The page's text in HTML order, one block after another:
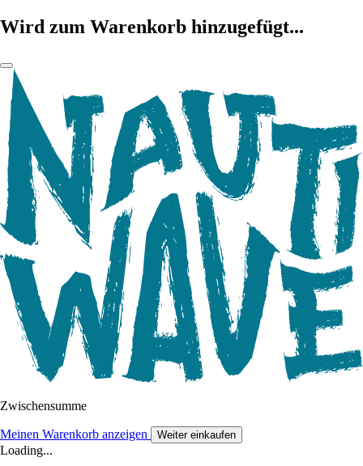
Wird zum Warenkorb hinzugefügt...
Zwischensumme
Meinen Warenkorb anzeigen Weiter einkaufen
Loading...